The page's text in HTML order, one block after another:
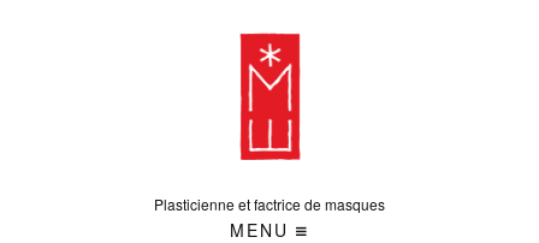
Plasticienne et factrice de masques
MENU